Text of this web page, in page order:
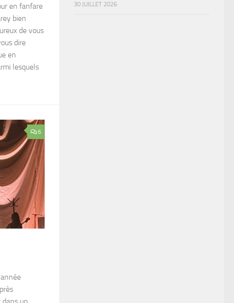
en fanfare
bien
de vous
dire
en
lesquels
6
30 JUILLET 2026